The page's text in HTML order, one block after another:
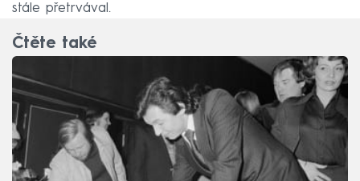
stále přetrvával.
Čtěte také